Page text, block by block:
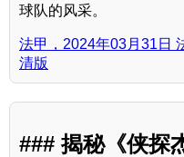
球队的风采。
法甲，2024年03月31日
清版
### 揭秘《侠探